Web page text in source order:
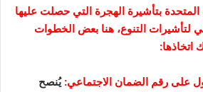
بتأشيرة الهجرة التي حصلت عليها
لتأشيرات التنوع، هنا بعض الخطوات
اتخاذها:
على رقم الضمان الاجتماعي: يُنصح